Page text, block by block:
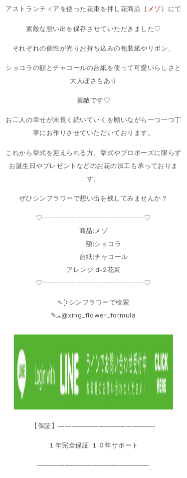
アストランティアを使った花束を押し花商品｛ メゾ｝にて
素敵な想い出を保存させていただきました♡
それぞれの個性が光りお持ち込みの包装紙やリボン、
ショコラの額とチャコールの台紙を使って可愛いらしさと
大人ぽさもあり
素敵です♡
お二人の幸せが末長く続いていくを願いながら一つ一つ丁
寧にお作りさせていただいております。
これから挙式を迎えられる方、挙式やプロポーズに限らず
お誕生日やプレゼントなどのお花の加工も承っておりま
す。
ぜひシンフラワーで想い出を残してみませんか？
♡┈┈┈┈┈┈┈┈┈┈┈┈┈┈┈♡
商品:メゾ
額:ショコラ
台紙:チャコール
アレンジ:d-2花束
♡┈┈┈┈┈┈┈┈┈┈┈┈┈┈┈♡
➴⡱シンフラワーで検索
‎✎ܚ@xing_flower_formula
【保証】——————————————-
１年完全保証 １０年サポート
————————————————–